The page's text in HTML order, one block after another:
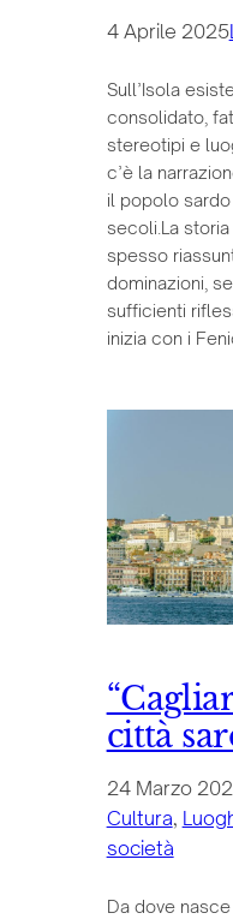
4 Aprile 2025
Sull’Isola
consolidato,
stereotipi e
c’è la
il popolo
secoli.La
spesso
dominazioni,
sufficienti
inizia con i
città
24 Marzo
Cultura,
società
Da dove